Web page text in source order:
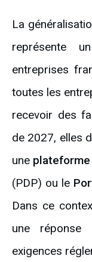
La
représente
entreprises
toutes les
recevoir des
de 2027, elles
une
(PDP) ou le
Dans ce
une réponse
exigences